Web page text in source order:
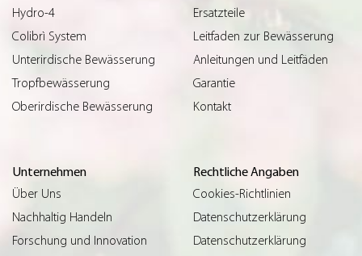
Hydro-4
Colibrì System
Unterirdische Bewässerung
Tropfbewässerung
Oberirdische Bewässerung
Ersatzteile
Leitfaden zur Bewässerung
Anleitungen und Leitfäden
Garantie
Kontakt
Unternehmen
Über Uns
Nachhaltig Handeln
Forschung und Innovation
Rechtliche Angaben
Cookies-Richtlinien
Datenschutzerklärung
Datenschutzerklärung